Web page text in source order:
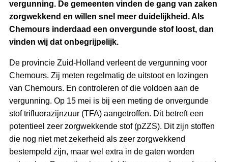
vergunning. De gemeenten vinden de gang van zaken
zorgwekkend en willen snel meer duidelijkheid. Als
Chemours inderdaad een onvergunde stof loost, dan
vinden wij dat onbegrijpelijk.
De provincie Zuid-Holland verleent de vergunning voor
Chemours. Zij meten regelmatig de uitstoot en lozingen
van Chemours. En controleren of die voldoen aan de
vergunning. Op 15 mei is bij een meting de onvergunde
stof trifluorazijnzuur (TFA) aangetroffen. Dit betreft een
potentieel zeer zorgwekkende stof (pZZS). Dit zijn stoffen
die nog niet met zekerheid als zeer zorgwekkend
bestempeld zijn, maar wel extra in de gaten worden